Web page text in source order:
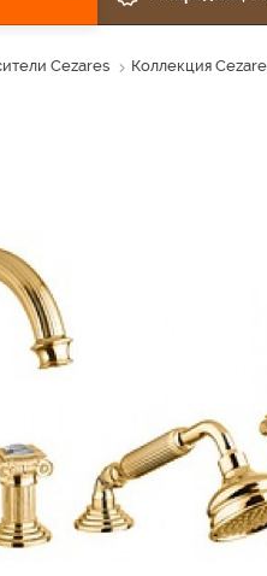
Cezares Коллекция